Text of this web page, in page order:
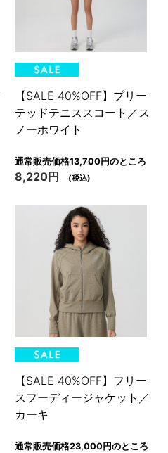
【SALE 40%OFF】プリー
テッドテニススコート／ス
ノーホワイト
通常販売価格13,700円のところ
8,220円 (税込)
【SALE 40%OFF】フリー
スフーディージャケット／
カーキ
通常販売価格23,000円のところ